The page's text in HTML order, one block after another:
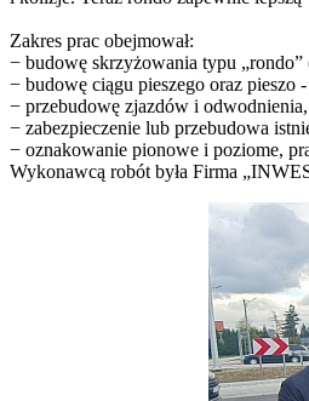
Zakres prac obejmował:
− budowę skrzyżowania typu
− budowę ciągu pieszego oraz pieszo
− przebudowę zjazdów i odwodnienia,
− zabezpieczenie lub przebudowa
− oznakowanie pionowe i poziome,
Wykonawcą robót była Firma